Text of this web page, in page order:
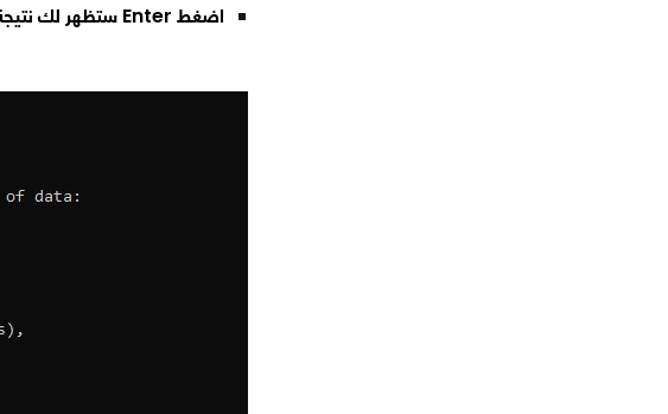
اضغط Enter ستظهر لك نتيجة قياس البينج الصحيحة بدون برامج